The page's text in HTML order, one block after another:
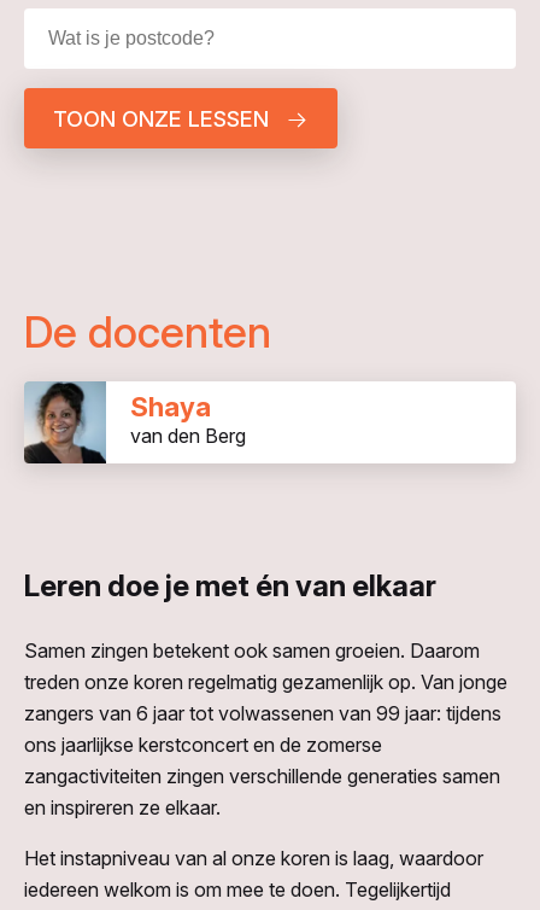
TOON ONZE LESSEN
De docenten
Shaya
van den Berg
Leren doe je met én van elkaar
Samen zingen betekent ook samen groeien. Daarom
treden onze koren regelmatig gezamenlijk op. Van jonge
zangers van 6 jaar tot volwassenen van 99 jaar: tijdens
ons jaarlijkse kerstconcert en de zomerse
zangactiviteiten zingen verschillende generaties samen
en inspireren ze elkaar.
Het instapniveau van al onze koren is laag, waardoor
iedereen welkom is om mee te doen. Tegelijkertijd